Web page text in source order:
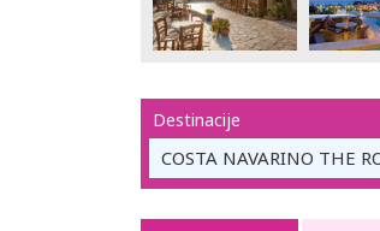
Destinacije
COSTA NAVARINO THE